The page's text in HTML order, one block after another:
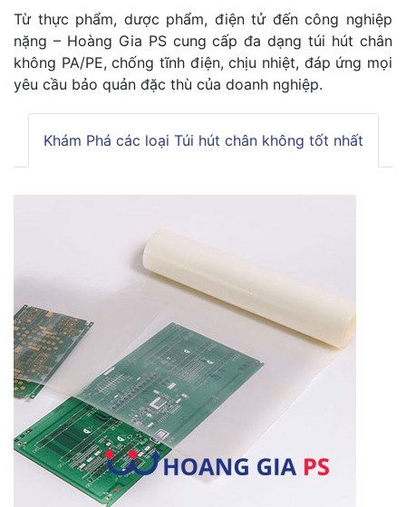
Từ thực phẩm, dược phẩm, điện tử đến công nghiệp
nặng – Hoàng Gia PS cung cấp đa dạng túi hút chân
không PA/PE, chống tĩnh điện, chịu nhiệt, đáp ứng mọi
yêu cầu bảo quản đặc thù của doanh nghiệp.
Khám Phá các loại Túi hút chân không tốt nhất